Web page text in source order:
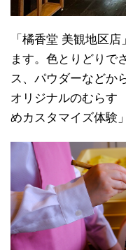
「橘香堂 美観地区
ます。色とりどりで
ス、パウダーなどか
オリジナルのむらす
めカスタマイズ体験